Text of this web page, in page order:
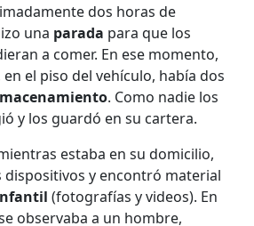
dos horas de
una parada para que los
a comer. En ese momento,
el piso del vehículo, había dos
. Como nadie los
y los guardó en su cartera.
estaba en su domicilio,
dispositivos y encontró material
(fotografías y videos). En
observaba a un hombre,